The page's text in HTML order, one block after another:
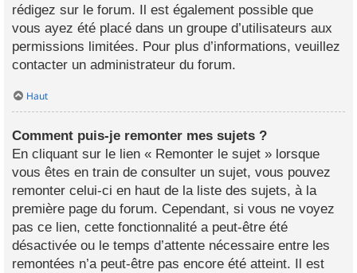
rédigez sur le forum. Il est également possible que
vous ayez été placé dans un groupe d’utilisateurs aux
permissions limitées. Pour plus d’informations, veuillez
contacter un administrateur du forum.
Haut
Comment puis-je remonter mes sujets ?
En cliquant sur le lien « Remonter le sujet » lorsque
vous êtes en train de consulter un sujet, vous pouvez
remonter celui-ci en haut de la liste des sujets, à la
première page du forum. Cependant, si vous ne voyez
pas ce lien, cette fonctionnalité a peut-être été
désactivée ou le temps d’attente nécessaire entre les
remontées n’a peut-être pas encore été atteint. Il est